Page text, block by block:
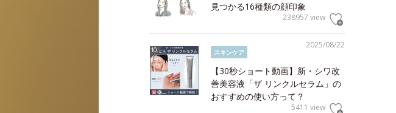
見つかる16種類の顔印象
238957 view
2025/08/22
スキンケア
【30秒ショート動画】新・シワ改
善美容液「ザ リンクルセラム」の
おすすめの使い方って？
5411 view